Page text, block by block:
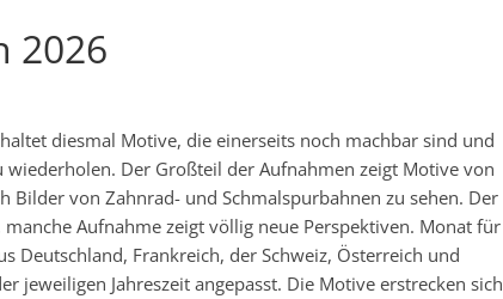
2026
diesmal Motive, die einerseits noch machbar sind und
wiederholen. Der Großteil der Aufnahmen zeigt Motive von
von Zahnrad- und Schmalspurbahnen zu sehen. Der
Aufnahme zeigt völlig neue Perspektiven. Monat für
Deutschland, Frankreich, der Schweiz, Österreich und
jeweiligen Jahreszeit angepasst. Die Motive erstrecken sich